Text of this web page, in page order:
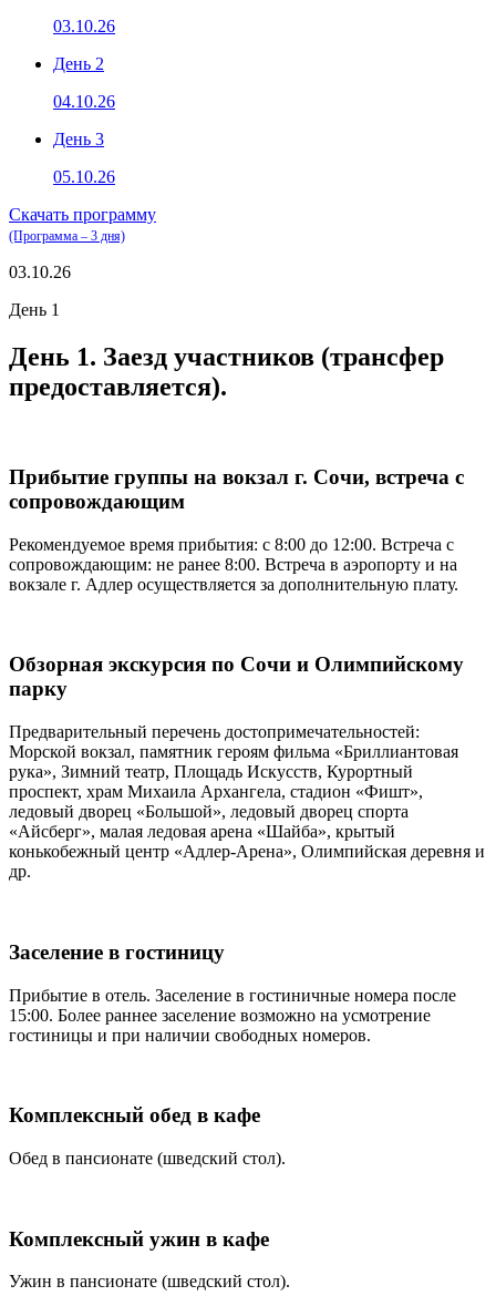
03.10.26
День 2
04.10.26
День 3
05.10.26
Скачать программу
(Программа – 3 дня)
03.10.26
День 1
День 1. Заезд участников (трансфер
предоставляется).
Прибытие группы на вокзал г. Сочи, встреча с
сопровождающим
Рекомендуемое время прибытия: с 8:00 до 12:00. Встреча с
сопровождающим: не ранее 8:00. Встреча в аэропорту и на
вокзале г. Адлер осуществляется за дополнительную плату.
Обзорная экскурсия по Сочи и Олимпийскому
парку
Предварительный перечень достопримечательностей:
Морской вокзал, памятник героям фильма «Бриллиантовая
рука», Зимний театр, Площадь Искусств, Курортный
проспект, храм Михаила Архангела, стадион «Фишт»,
ледовый дворец «Большой», ледовый дворец спорта
«Айсберг», малая ледовая арена «Шайба», крытый
конькобежный центр «Адлер-Арена», Олимпийская деревня и
др.
Заселение в гостиницу
Прибытие в отель. Заселение в гостиничные номера после
15:00. Более раннее заселение возможно на усмотрение
гостиницы и при наличии свободных номеров.
Комплексный обед в кафе
Обед в пансионате (шведский стол).
Комплексный ужин в кафе
Ужин в пансионате (шведский стол).